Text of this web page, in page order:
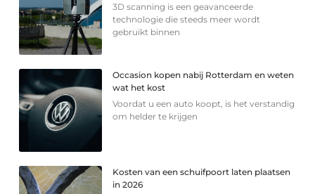
3D scanning is een geavanceerde
technologie die steeds meer wordt
gebruikt binnen
Occasion kopen nabij Rotterdam en weten
wat het kost
Voordat u een auto koopt, is het verstandig
om helder te krijgen
Kosten van een schuifpoort laten plaatsen
in 2026